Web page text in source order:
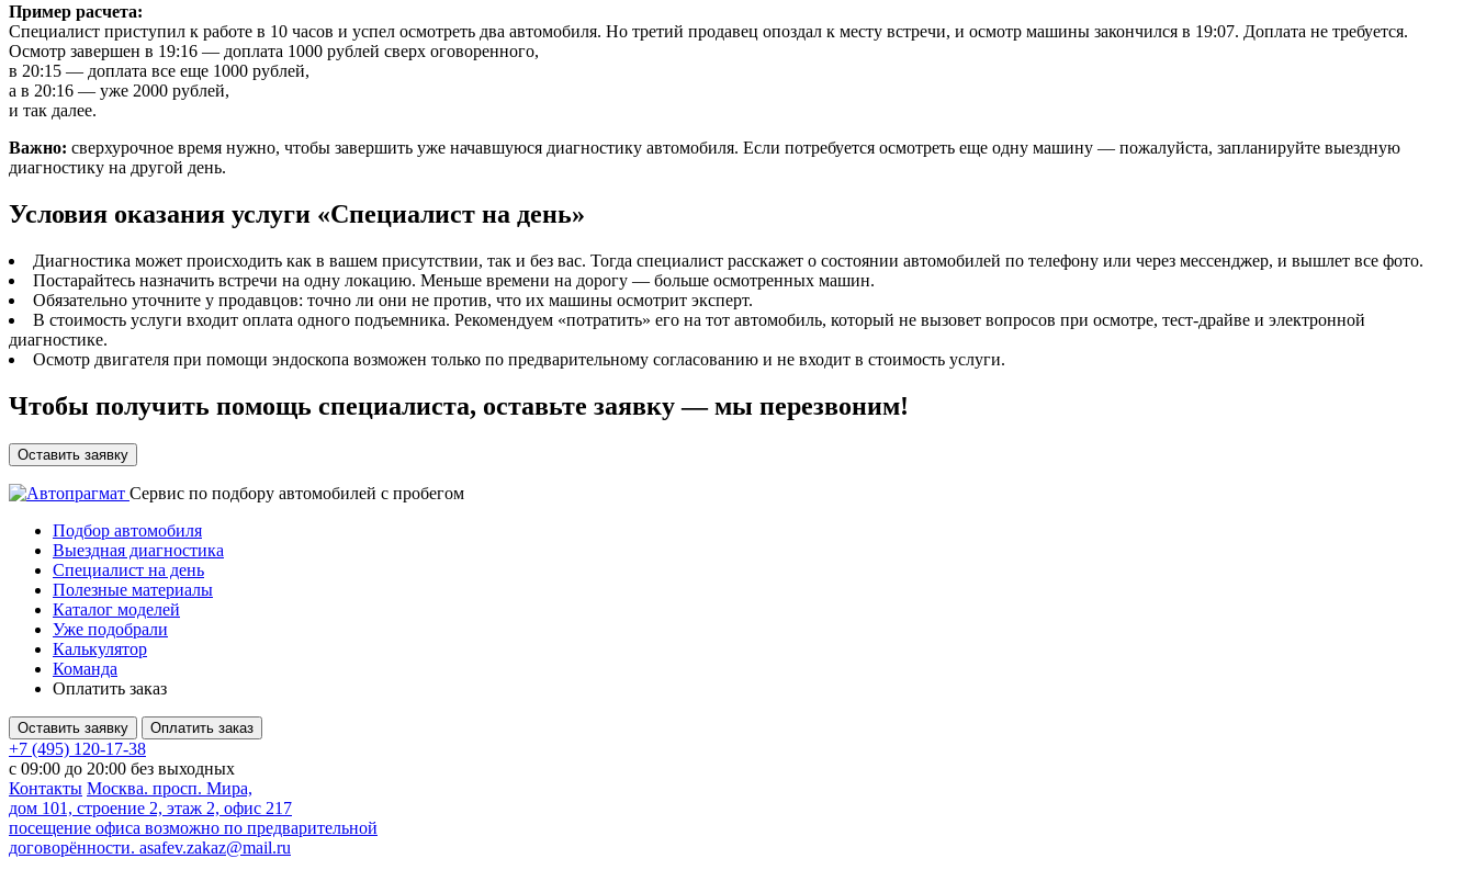
Пример расчета:
Специалист приступил к работе в 10 часов и успел осмотреть два автомобиля. Но третий продавец опоздал к месту встречи, и осмотр машины закончился в 19:07. Доплата не требуется.
Осмотр завершен в 19:16 — доплата 1000 рублей сверх оговоренного,
в 20:15 — доплата все еще 1000 рублей,
а в 20:16 — уже 2000 рублей,
и так далее.
Важно: сверхурочное время нужно, чтобы завершить уже начавшуюся диагностику автомобиля. Если потребуется осмотреть еще одну машину — пожалуйста, запланируйте выездную
диагностику на другой день.
Условия оказания услуги «Специалист на день»
Диагностика может происходить как в вашем присутствии, так и без вас. Тогда специалист расскажет о состоянии автомобилей по телефону или через мессенджер, и вышлет все фото.
Постарайтесь назначить встречи на одну локацию. Меньше времени на дорогу — больше осмотренных машин.
Обязательно уточните у продавцов: точно ли они не против, что их машины осмотрит эксперт.
В стоимость услуги входит оплата одного подъемника. Рекомендуем «потратить» его на тот автомобиль, который не вызовет вопросов при осмотре, тест-драйве и электронной
диагностике.
Осмотр двигателя при помощи эндоскопа возможен только по предварительному согласованию и не входит в стоимость услуги.
Чтобы получить помощь специалиста, оставьте заявку — мы перезвоним!
Оставить заявку
Cервис по подбору автомобилей с пробегом
Подбор автомобиля
Выездная диагностика
Специалист на день
Полезные материалы
Каталог моделей
Уже подобрали
Калькулятор
Команда
Оплатить заказ
Оставить заявку Оплатить заказ
+7 (495) 120-17-38
с 09:00 до 20:00 без выходных
Контакты Москва. просп. Мира,
дом 101, строение 2, этаж 2, офис 217
посещение офиса возможно по предварительной
договорённости. asafev.zakaz@mail.ru